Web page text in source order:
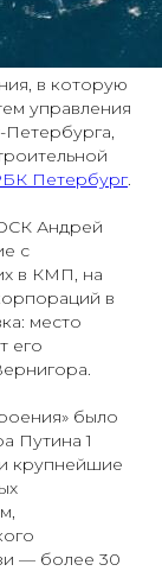
в которую
управления
Петербурга,
Петербург.
Андрей
с
в КМП, на
в
место
его
было
Путина 1
крупнейшие
— более 30